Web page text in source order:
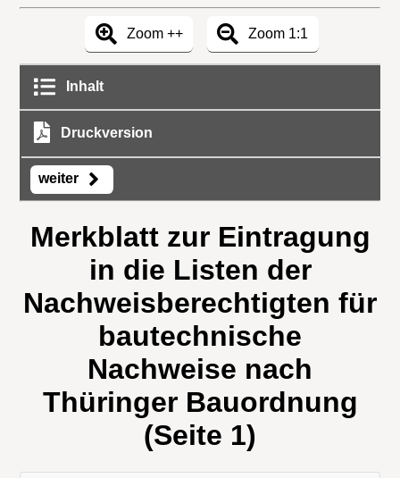
Zoom ++ Zoom 1:1
Inhalt
Druckversion
weiter
Merkblatt zur Eintragung
in die Listen der
Nachweisberechtigten für
bautechnische
Nachweise nach
Thüringer Bauordnung
(Seite 1)